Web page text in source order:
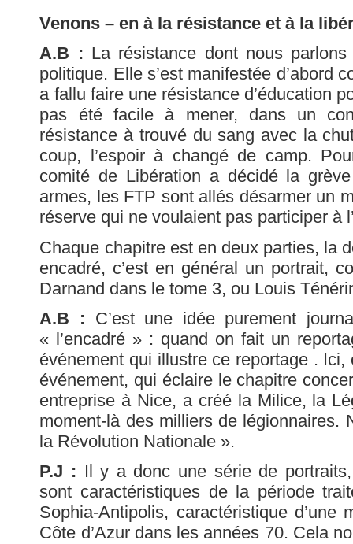
Venons – en à la résistance et à la
A.B : La résistance dont nous
politique. Elle s’est manifestée d’abord
a fallu faire une résistance d’éducation
pas été facile à mener, dans un
résistance à trouvé du sang avec la
coup, l’espoir à changé de camp.
comité de Libération a décidé la
armes, les FTP sont allés désarmer un
réserve qui ne voulaient pas participer à
Chaque chapitre est en deux parties, la
encadré, c’est en général un portrait,
Darnand dans le tome 3, ou Louis
A.B : C’est une idée purement
« l’encadré » : quand on fait un
événement qui illustre ce reportage . Ici,
événement, qui éclaire le chapitre
entreprise à Nice, a créé la Milice, la
moment-là des milliers de légionnaires.
la Révolution Nationale ».
P.J : Il y a donc une série de
sont caractéristiques de la période
Sophia-Antipolis, caractéristique d’une
Côte d’Azur dans les années 70. Cela